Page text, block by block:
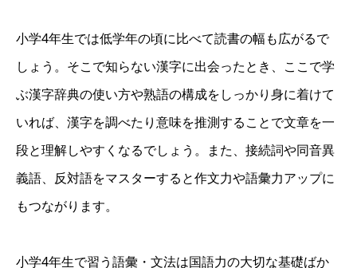
小学4年生では低学年の頃に比べて読書の幅も広がるで
しょう。そこで知らない漢字に出会ったとき、ここで学
ぶ漢字辞典の使い方や熟語の構成をしっかり身に着けて
いれば、漢字を調べたり意味を推測することで文章を一
段と理解しやすくなるでしょう。また、接続詞や同音異
義語、反対語をマスターすると作文力や語彙力アップに
もつながります。
小学4年生で習う語彙・文法は国語力の大切な基礎ばか